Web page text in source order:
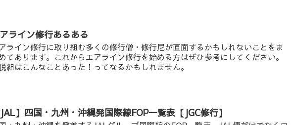
ライン修行あるある
ライン修行に取り組む多くの修行僧・修行尼が直面するかもしれないことをま
てあります。これからエアライン修行を始める方はぜひ参考にしてください。
組はこんなことあった！ってなるかもしれません。
JAL】四国・九州・沖縄発国際線FOP一覧表【JGC修行】